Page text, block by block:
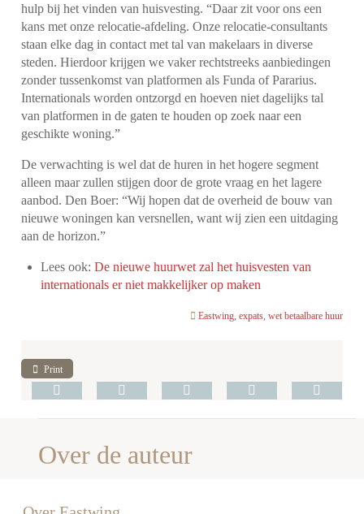
hulp bij het vinden van huisvesting. “Daar zit voor ons een
kans met onze relocatie-afdeling. Onze relocatie-consultants
staan elke dag in contact met tal van makelaars in diverse
steden. Hierdoor krijgen we vaker rechtstreeks aanbiedingen
zonder tussenkomst van platformen als Funda of Pararius.
Internationals worden ontzorgd en hoeven niet dagelijks tal
van platformen in de gaten te houden op zoek naar een
geschikte woning.”
De verwachting is wel dat de huren in het hogere segment
alleen maar zullen stijgen door de grote vraag en het lagere
aanbod. Den Boer: “Wij hopen dat de overheid de bouw van
nieuwe woningen kan versnellen, want wij zien een uitdaging
aan de horizon.”
Lees ook:De nieuwe huurwet zal het huisvesten van
internationals er niet makkelijker op maken
Eastwing, expats, wet betaalbare huur
Print
Over de auteur